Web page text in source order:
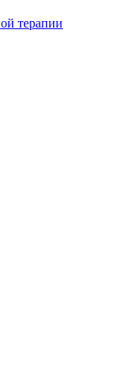
терапии